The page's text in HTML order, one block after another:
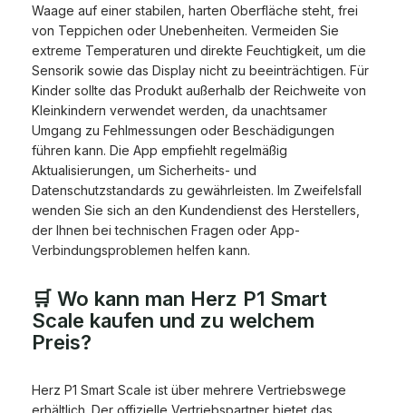
Waage auf einer stabilen, harten Oberfläche steht, frei
von Teppichen oder Unebenheiten. Vermeiden Sie
extreme Temperaturen und direkte Feuchtigkeit, um die
Sensorik sowie das Display nicht zu beeinträchtigen. Für
Kinder sollte das Produkt außerhalb der Reichweite von
Kleinkindern verwendet werden, da unachtsamer
Umgang zu Fehlmessungen oder Beschädigungen
führen kann. Die App empfiehlt regelmäßig
Aktualisierungen, um Sicherheits- und
Datenschutzstandards zu gewährleisten. Im Zweifelsfall
wenden Sie sich an den Kundendienst des Herstellers,
der Ihnen bei technischen Fragen oder App-
Verbindungsproblemen helfen kann.
🛒 Wo kann man Herz P1 Smart
Scale kaufen und zu welchem
Preis?
Herz P1 Smart Scale ist über mehrere Vertriebswege